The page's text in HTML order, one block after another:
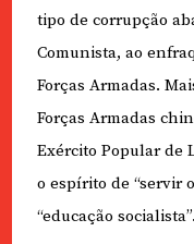
tipo de corrupção
Comunista, ao
Forças Armadas.
Forças Armadas
Exército Popular de
o espírito de “servir
“educação socialista”.